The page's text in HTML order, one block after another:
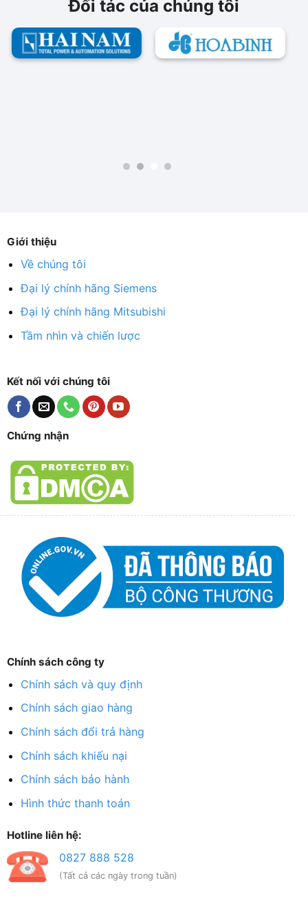
Đối tác của chúng tôi
Giới thiệu
Về chúng tôi
Đại lý chính hãng Siemens
Đại lý chính hãng Mitsubishi
Tầm nhìn và chiến lược
Kết nối với chúng tôi
Chứng nhận
Chính sách công ty
Chính sách và quy định
Chính sách giao hàng
Chính sách đổi trả hàng
Chính sách khiếu nại
Chính sách bảo hành
Hình thức thanh toán
Hotline liên hệ:
0827 888 528
(Tất cả các ngày trong tuần)